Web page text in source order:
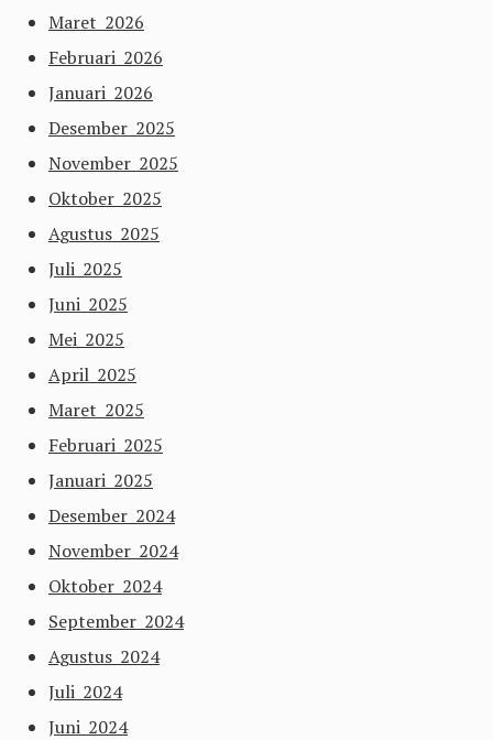
Maret 2026
Februari 2026
Januari 2026
Desember 2025
November 2025
Oktober 2025
Agustus 2025
Juli 2025
Juni 2025
Mei 2025
April 2025
Maret 2025
Februari 2025
Januari 2025
Desember 2024
November 2024
Oktober 2024
September 2024
Agustus 2024
Juli 2024
Juni 2024